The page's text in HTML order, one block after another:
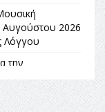
Αυγούστου 2026
Λόγγου
την
κορυφαίες
απέναντι